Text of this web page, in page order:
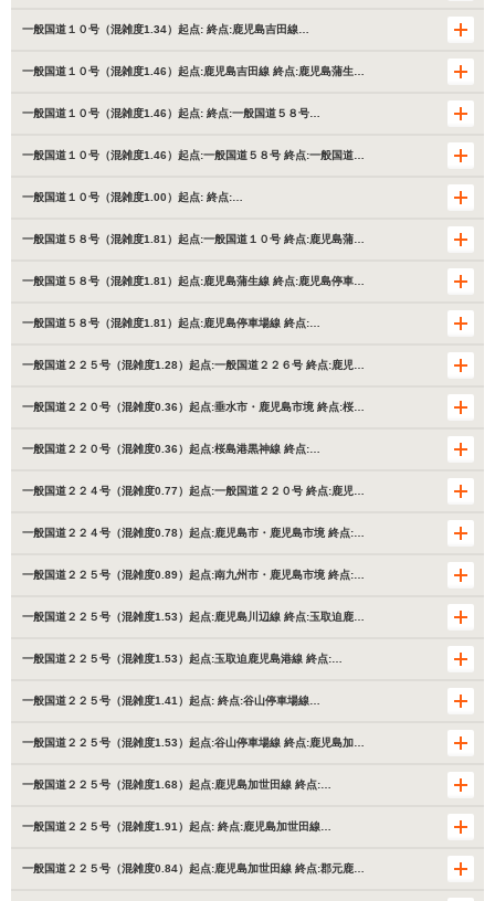
一般国道１０号（混雑度1.34）起点: 終点:鹿児島吉田線…
一般国道１０号（混雑度1.46）起点:鹿児島吉田線 終点:鹿児島蒲生…
一般国道１０号（混雑度1.46）起点: 終点:一般国道５８号…
一般国道１０号（混雑度1.46）起点:一般国道５８号 終点:一般国道…
一般国道１０号（混雑度1.00）起点: 終点:…
一般国道５８号（混雑度1.81）起点:一般国道１０号 終点:鹿児島蒲…
一般国道５８号（混雑度1.81）起点:鹿児島蒲生線 終点:鹿児島停車…
一般国道５８号（混雑度1.81）起点:鹿児島停車場線 終点:…
一般国道２２５号（混雑度1.28）起点:一般国道２２６号 終点:鹿児…
一般国道２２０号（混雑度0.36）起点:垂水市・鹿児島市境 終点:桜…
一般国道２２０号（混雑度0.36）起点:桜島港黒神線 終点:…
一般国道２２４号（混雑度0.77）起点:一般国道２２０号 終点:鹿児…
一般国道２２４号（混雑度0.78）起点:鹿児島市・鹿児島市境 終点:…
一般国道２２５号（混雑度0.89）起点:南九州市・鹿児島市境 終点:…
一般国道２２５号（混雑度1.53）起点:鹿児島川辺線 終点:玉取迫鹿…
一般国道２２５号（混雑度1.53）起点:玉取迫鹿児島港線 終点:…
一般国道２２５号（混雑度1.41）起点: 終点:谷山停車場線…
一般国道２２５号（混雑度1.53）起点:谷山停車場線 終点:鹿児島加…
一般国道２２５号（混雑度1.68）起点:鹿児島加世田線 終点:…
一般国道２２５号（混雑度1.91）起点: 終点:鹿児島加世田線…
一般国道２２５号（混雑度0.84）起点:鹿児島加世田線 終点:郡元鹿…